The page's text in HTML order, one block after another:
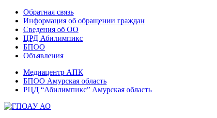
Обратная связь
Информация об обращении граждан
Сведения об ОО
ЦРД Абилимпикс
БПОО
Объявления
Медиацентр АПК
БПОО Амурская область
РЦД “Абилимпикс” Амурская область